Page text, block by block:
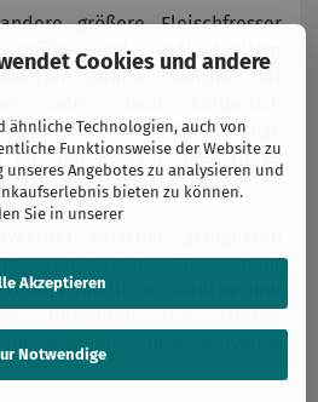
Cookies und andere
ähnliche Technologien, auch von
Funktionsweise der Website zu
Angebotes zu analysieren und
bieten zu können.
Sie in unserer
Akzeptieren
Notwendige
größere Fleischfresser
und individuellem
gefüttert werden. Bei
oder nach körperlich
sollte die Futtermenge
an den Zustand des Tieres
zwischen geeigneten
außerdem für mehr
Unterschiedliche Gerüche und
besonders bei Tieren
gewohntes Futter zeitweise